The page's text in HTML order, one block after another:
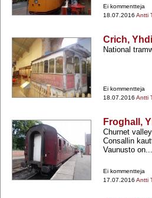
Ei kommentteja
18.07.2016 Antti
Crich,
National
Ei kommentteja
18.07.2016 Antti
Froghall,
Churnet
Consallin
Vaunusto on...
Ei kommentteja
17.07.2016 Antti